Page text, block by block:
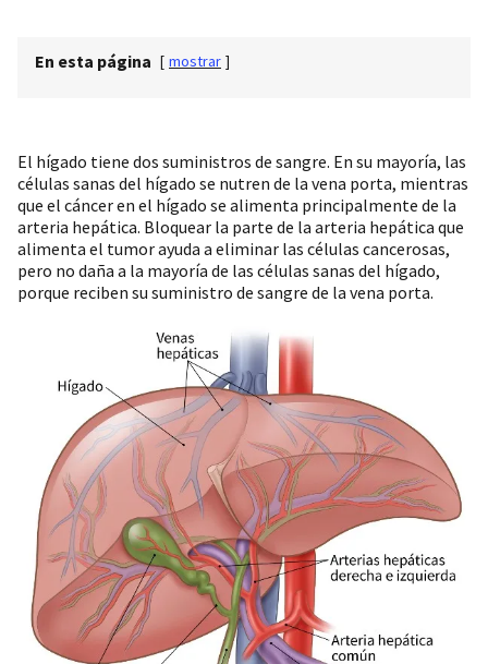
En esta página [ mostrar ]
El hígado tiene dos suministros de sangre. En su mayoría, las
células sanas del hígado se nutren de la vena porta, mientras
que el cáncer en el hígado se alimenta principalmente de la
arteria hepática. Bloquear la parte de la arteria hepática que
alimenta el tumor ayuda a eliminar las células cancerosas,
pero no daña a la mayoría de las células sanas del hígado,
porque reciben su suministro de sangre de la vena porta.